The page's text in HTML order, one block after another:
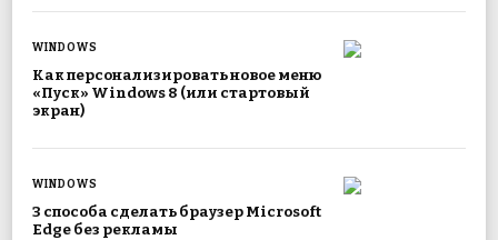
WINDOWS
Как персонализировать новое меню
«Пуск» Windows 8 (или стартовый
экран)
WINDOWS
3 способа сделать браузер Microsoft
Edge без рекламы